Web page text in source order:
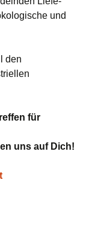
und
den
für
uns auf Dich!